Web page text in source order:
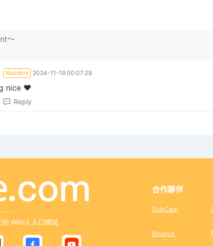
Readers 2024-11-19 00:07:29
nice ❤️
Reply
Web3 入口網站
合作夥伴
CoinCarp
Binance